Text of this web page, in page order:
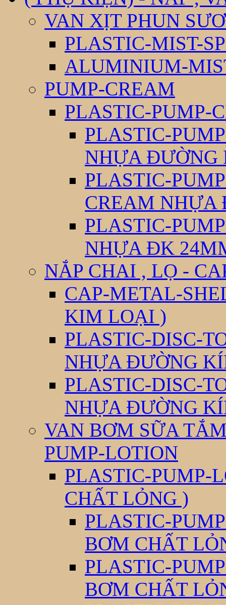
VAN XỊT PHUN
PLASTIC-MIST-
ALUMINIUM-
PUMP-CREAM
PLASTIC-PUMP-
PLASTIC-
NHỰA ĐƯỜNG
PLASTIC-
CREAM NHỰA
PLASTIC-
NHỰA ĐK
NẮP CHAI , LỌ -
CAP-METAL-
KIM LOẠI )
PLASTIC-DISC-
NHỰA ĐƯỜNG
PLASTIC-DISC-
NHỰA ĐƯỜNG
VAN BƠM SỮA
PUMP-LOTION
PLASTIC-PUMP-
CHẤT LỎNG )
PLASTIC-
BƠM CHẤT
PLASTIC-
BƠM CHẤT